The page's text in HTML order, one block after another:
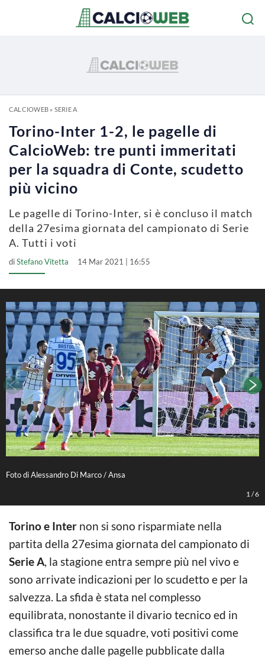
CALCIOWEB» SERIE A
Torino-Inter 1-2, le pagelle di
CalcioWeb: tre punti immeritati
per la squadra di Conte, scudetto
più vicino
Le pagelle di Torino-Inter, si è concluso il match
della 27esima giornata del campionato di Serie
A. Tutti i voti
diStefano Vitetta 14 Mar 2021 | 16:55
Foto di Alessandro Di Marco / Ansa
1 /6
Torino e Inter non si sono risparmiate nella
partita della 27esima giornata del campionato di
Serie A, la stagione entra sempre più nel vivo e
sono arrivate indicazioni per lo scudetto e per la
salvezza. La sfida è stata nel complesso
equilibrata, nonostante il divario tecnico ed in
classifica tra le due squadre, voti positivi come
emerso anche dalle pagelle pubblicate dalla